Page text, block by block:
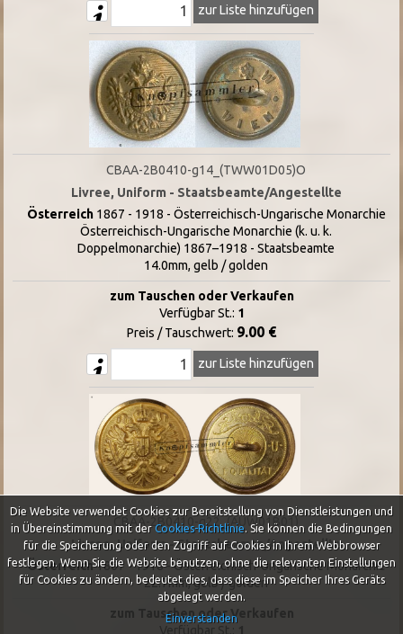
zur Liste hinzufügen
CBAA-2B0410-g14_(TWW01D05)O
Livree, Uniform - Staatsbeamte/Angestellte
Österreich1867 - 1918 - Österreichisch-Ungarische Monarchie
Österreichisch-Ungarische Monarchie (k. u. k.
Doppelmonarchie) 1867–1918 - Staatsbeamte
14.0mm, gelb / golden
zum Tauschen oder Verkaufen
Verfügbar St.: 1
Preis / Tauschwert: 9.00 €
zur Liste hinzufügen
CBAA-2B0410-g22_(AUW01B01)
Livree, Uniform - Staatsbeamte/Angestellte
Österreich1867 - 1918 - Österreichisch-Ungarische Monarchie
22.7mm, gelb / golden
zum Tauschen oder Verkaufen
Verfügbar St.:
1
Die Website verwendet Cookies zur Bereitstellung von Dienstleistungen und
in Übereinstimmung mit der Cookies-Richtlinie. Sie können die Bedingungen
für die Speicherung oder den Zugriff auf Cookies in Ihrem Webbrowser
festlegen. Wenn Sie die Website benutzen, ohne die relevanten Einstellungen
für Cookies zu ändern, bedeutet dies, dass diese im Speicher Ihres Geräts
abgelegt werden.
Einverstanden